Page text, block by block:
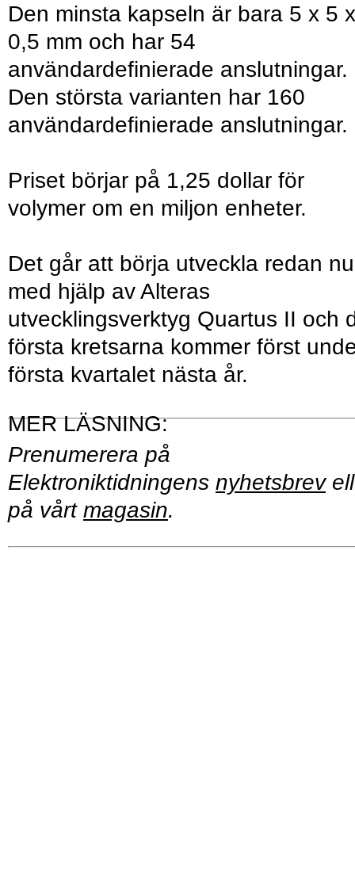
Den minsta kapseln är bara 5 x 5 x
0,5 mm och har 54
användardefinierade anslutningar.
Den största varianten har 160
användardefinierade anslutningar.
Priset börjar på 1,25 dollar för
volymer om en miljon enheter.
Det går att börja utveckla redan nu
med hjälp av Alteras
utvecklingsverktyg Quartus II och
första kretsarna kommer först
första kvartalet nästa år.
Prenumerera på
Elektroniktidningens nyhetsbrev
på vårt magasin.